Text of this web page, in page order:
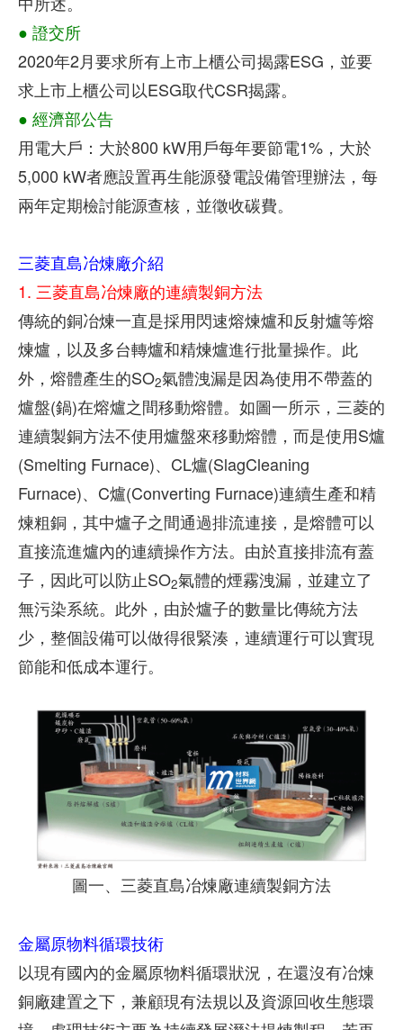
● 證交所
2020年2月要求所有上市上櫃公司揭露ESG，並要
求上市上櫃公司以ESG取代CSR揭露。
● 經濟部公告
用電大戶：大於800 kW用戶每年要節電1%，大於
5,000 kW者應設置再生能源發電設備管理辦法，每
兩年定期檢討能源查核，並徵收碳費。
三菱直島冶煉廠介紹
1. 三菱直島冶煉廠的連續製銅方法
傳統的銅冶煉一直是採用閃速熔煉爐和反射爐等熔
煉爐，以及多台轉爐和精煉爐進行批量操作。此
外，熔體產生的SO2氣體洩漏是因為使用不帶蓋的
爐盤(鍋)在熔爐之間移動熔體。如圖一所示，三菱的
連續製銅方法不使用爐盤來移動熔體，而是使用S爐
(Smelting Furnace)、CL爐(SlagCleaning
Furnace)、C爐(Converting Furnace)連續生產和精
煉粗銅，其中爐子之間通過排流連接，是熔體可以
直接流進爐內的連續操作方法。由於直接排流有蓋
子，因此可以防止SO2氣體的煙霧洩漏，並建立了
無污染系統。此外，由於爐子的數量比傳統方法
少，整個設備可以做得很緊湊，連續運行可以實現
節能和低成本運行。
圖一、三菱直島冶煉廠連續製銅方法
金屬原物料循環技術
以現有國內的金屬原物料循環狀況，在還沒有冶煉
銅廠建置之下，兼顧現有法規以及資源回收生態環